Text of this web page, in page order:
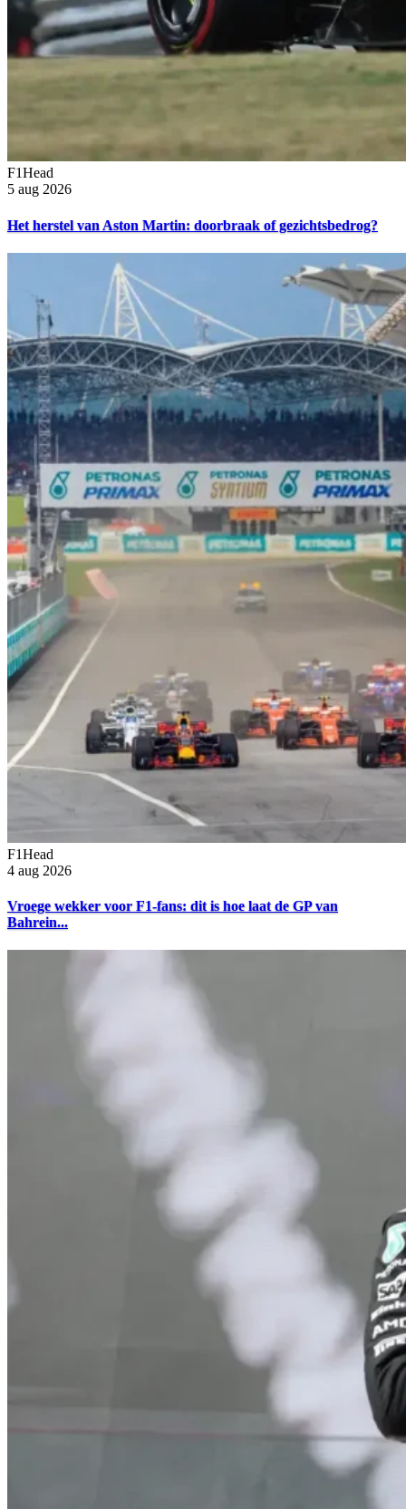
F1Head
5 aug 2026
Het herstel van Aston Martin: doorbraak of gezichtsbedrog?
F1Head
4 aug 2026
Vroege wekker voor F1-fans: dit is hoe laat de GP van
Bahrein...